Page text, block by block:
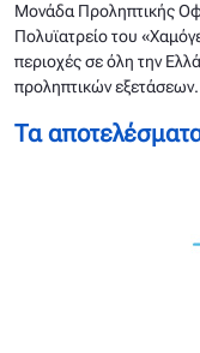
Μονάδα Προληπτικής
Πολυϊατρείο του
περιοχές σε όλη την
προληπτικών εξετάσεων.
Τα